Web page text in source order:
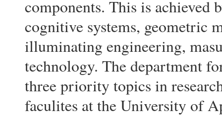
components. This is
cognitive systems, geometric
illuminating engineering,
technology. The department
three priority topics in
faculites at the University of